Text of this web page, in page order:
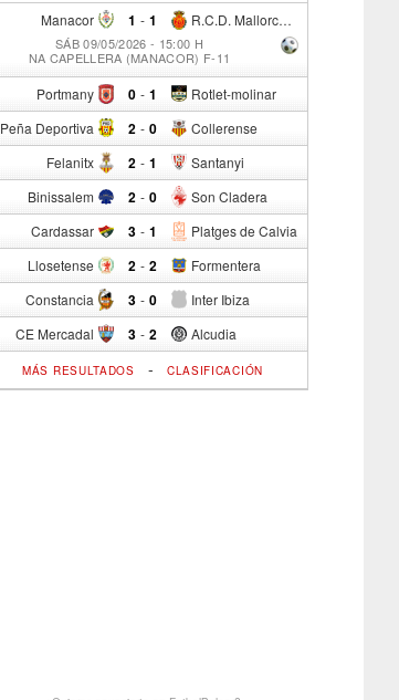
Manacor 1 - R.C.D. Mallorca Sad "B"
1
SÁB 09/05/2026 - 15:00 H
NA CAPELLERA (MANACOR) F-11
Portmany 0 - Rotlet-molinar
1
Peña Deportiva 2 - Collerense
0
Felanitx 2 - Santanyi
1
Binissalem 2 - Son Cladera
0
Cardassar 3 - Platges de Calvia
1
Llosetense 2 - Formentera
2
Constancia 3 - Inter Ibiza
0
CE Mercadal 3 - Alcudia
2
MÁS RESULTADOS - CLASIFICACIÓN